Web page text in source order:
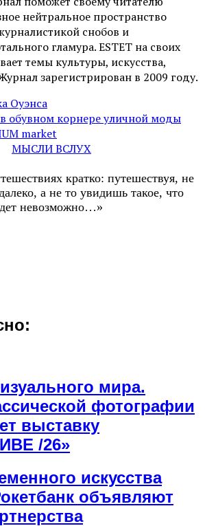
нейтральное пространство
снобов и
гламура. ESTET на своих
темы культуры, искусства,
зарегистрирован в 2009 году.
Оуэнса
обувном корнере уличной моды
market
МЫСЛИ ВСЛУХ
кратко: путешествуя, не
а не то увидишь такое, что
невозможно…»
мира.
фотографии
выставку
/26»
искусства
объявляют